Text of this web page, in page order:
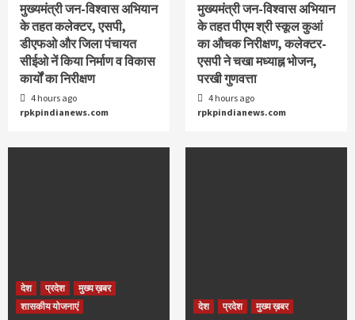
मुख्यमंत्री जन-विश्वास अभियान
के तहत कलेक्टर, एसपी,
डीएफओ और जिला पंचायत
सीईओ नें किया निर्माण व विकास
कार्यों का निरीक्षण
4 hours ago
rpkpindianews.com
मुख्यमंत्री जन-विश्वास अभियान
के तहत पीएम श्री स्कूल कुआं
का औचक निरीक्षण, कलेक्टर-
एसपी ने चखा मध्याह्न भोजन,
परखी गुणवत्ता
4 hours ago
rpkpindianews.com
देश प्रदेश
मुख्य ख़बर
शासकीय योजनाएं
देश प्रदेश मुख्य ख़बर